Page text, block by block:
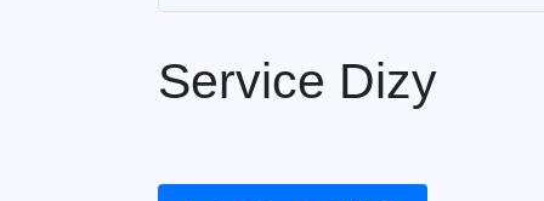
Service Dizy